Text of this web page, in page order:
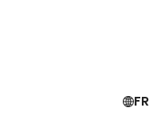
FR